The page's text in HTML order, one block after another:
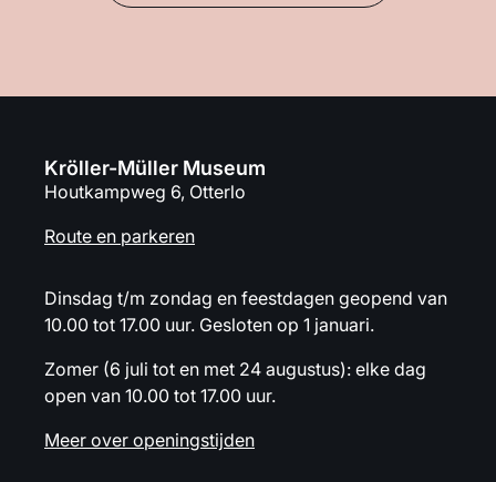
Kröller-Müller Museum
Houtkampweg 6, Otterlo
Route en parkeren
Dinsdag t/m zondag en feestdagen geopend van
10.00 tot 17.00 uur. Gesloten op 1 januari.
Zomer (6 juli tot en met 24 augustus): elke dag
open van 10.00 tot 17.00 uur.
Meer over openingstijden